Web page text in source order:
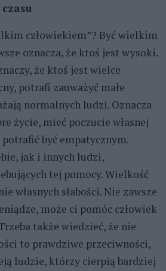
człowiekiem”? Być wielkim
oznacza, że ktoś jest wysoki.
że ktoś jest wielce
potrafi zauważyć małe
normalnych ludzi. Oznacza
życie, mieć poczucie własnej
być empatycznym.
jak i innych ludzi,
tej pomocy. Wielkość
własnych słabości. Nie zawsze
może ci pomóc człowiek
także wiedzieć, że nie
to prawdziwe przeciwności,
ludzie, którzy cierpią bardziej